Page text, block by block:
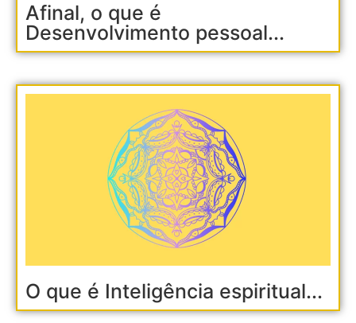
Afinal, o que é
Desenvolvimento pessoal...
O que é Inteligência espiritual...